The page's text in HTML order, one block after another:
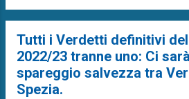
Tutti i Verdetti definitivi
2022/23 tranne uno: Ci
spareggio salvezza tra
Spezia.